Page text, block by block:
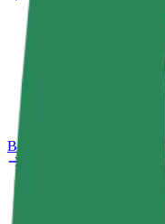
Bolt Plus